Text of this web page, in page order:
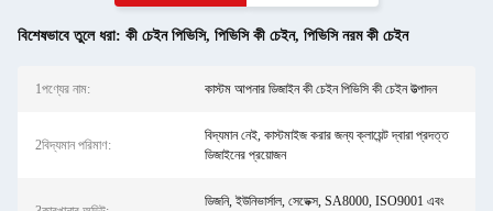
বিশেষভাবে তুলে ধরা: কী চেইন পিভিসি, পিভিসি কী চেইন, পিভিসি নরম কী চেইন
1পণ্যের নাম: কাস্টম আপনার ডিজাইন কী চেইন পিভিসি কী চেইন উত্পাদন
2বিদ্যমান পরিমাণ:
বিদ্যমান নেই, কাস্টমাইজ করার জন্য ক্লায়েন্ট দ্বারা প্রদত্ত
ডিজাইনের প্রয়োজন
ডিজনি, ইউনিভার্সাল, সেডেক্স, SA8000, ISO9001 এবং